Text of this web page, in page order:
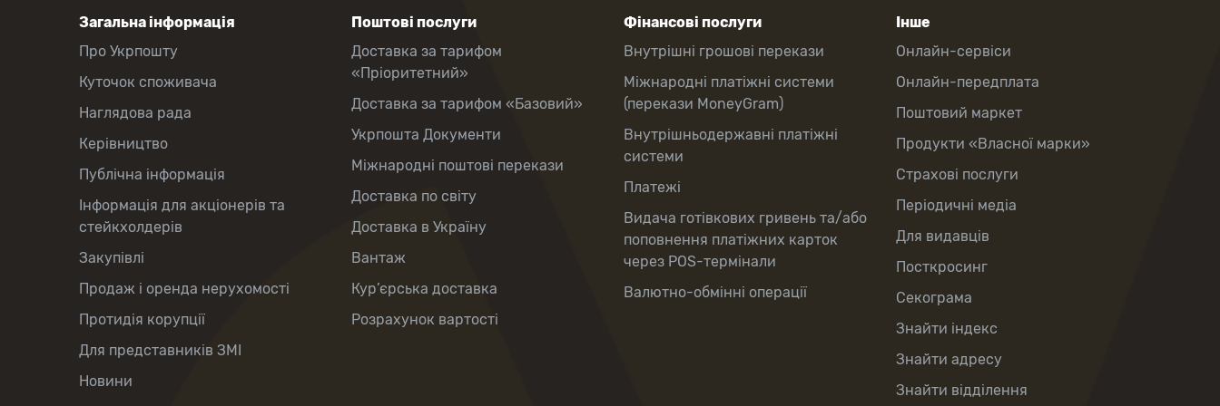
Загальна інформація
Про Укрпошту
Куточок споживача
Наглядова рада
Керівництво
Публічна інформація
Інформація для акціонерів та
стейкхолдерів
Закупівлі
Продаж і оренда нерухомості
Протидія корупції
Для представників ЗМІ
Новини
Поштові послуги
Доставка за тарифом
«Пріоритетний»
Доставка за тарифом «Базовий»
Укрпошта Документи
Міжнародні поштові перекази
Доставка по світу
Доставка в Україну
Вантаж
Кур’єрська доставка
Розрахунок вартості
Фінансові послуги
Внутрішні грошові перекази
Міжнародні платіжні системи
(перекази MoneyGram)
Внутрішньодержавні платіжні
системи
Платежі
Видача готівкових гривень та/або
поповнення платіжних карток
через POS-термінали
Валютно-обмінні операції
Інше
Онлайн-сервіси
Онлайн-передплата
Поштовий маркет
Продукти «Власної марки»
Страхові послуги
Періодичні медіа
Для видавців
Посткросинг
Секограма
Знайти індекс
Знайти адресу
Знайти відділення